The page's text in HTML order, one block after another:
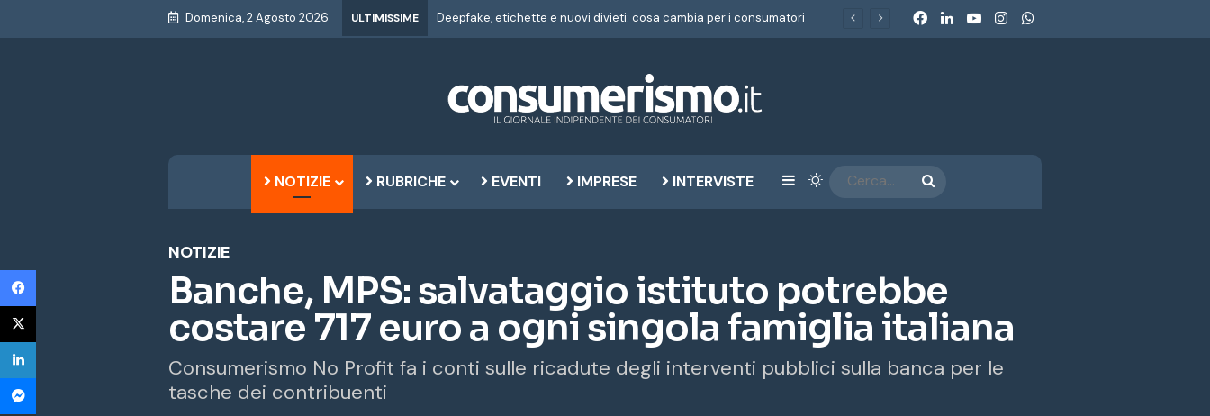
Domenica, 2 Agosto 2026 ULTIMISSIME FacebookLinkedInYou TubeInstagram
NOTIZIE RUBRICHE EVENTI IMPRESE INTERVISTE Barra laterale
Cambia aspetto CERCA...
NOTIZIE
Banche, MPS: salvataggio istituto potrebbe
costare 717 euro a ogni singola famiglia italiana
Consumerismo No Profit fa i conti sulle ricadute degli interventi pubblici sulla banca per le
tasche dei contribuenti